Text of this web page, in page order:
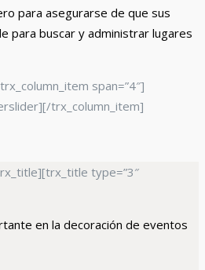
para asegurarse de que sus
para buscar y administrar lugares
span=”4″]
trx_column_item]
type=”3″
en la decoración de eventos